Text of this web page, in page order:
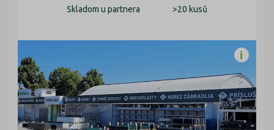
Skladom u partnera >20 kusů